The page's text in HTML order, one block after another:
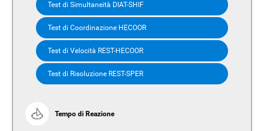
Test di Simultaneità DIAT-SHIF
Test di Coordinazione HECOOR
Test di Velocità REST-HECOOR
Test di Risoluzione REST-SPER
Tempo di Reazione